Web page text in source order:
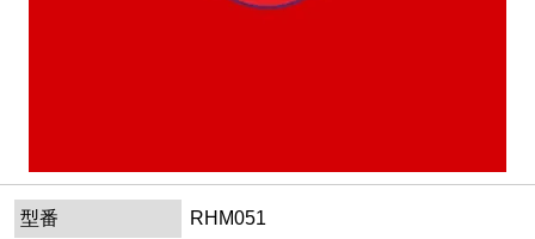
型番
RHM051